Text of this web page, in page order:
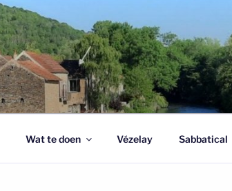
Wat te doen Vézelay Sabbatical